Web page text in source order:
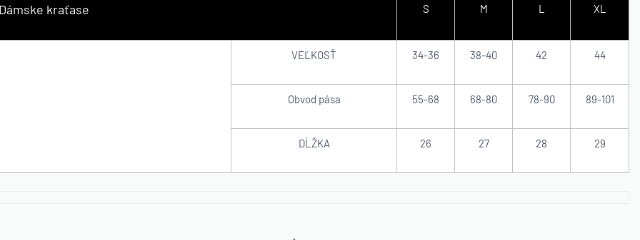
kraťase S M L XL
VEĽKOSŤ 34-36 38-40 42 44
Obvod pása 55-68 68-80 78-90 89-101
DĹŽKA 26 27 28 29